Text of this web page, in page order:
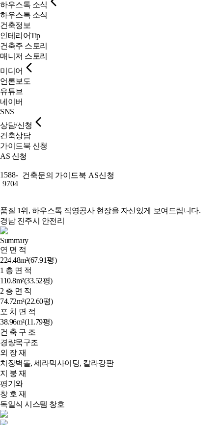
하우스톡 소식
하우스톡 소식
건축정보
인테리어Tip
건축주 스토리
매니저 스토리
미디어
언론보도
유튜브
네이버
SNS
상담/신청
건축상담
가이드북 신청
AS 신청
1588-
9704
건축문의 가이드북 AS신청
품질 1위, 하우스톡 직영공사 현장을 자신있게 보여드립니다.
경남 진주시 안전리
Summary
연 면 적
224.48m²(67.91평)
1 층 면 적
110.8m²(33.52평)
2 층 면 적
74.72m²(22.60평)
포 치 면 적
38.96m²(11.79평)
건 축 구 조
경량목구조
외 장 재
치장벽돌, 세라믹사이딩, 칼라강판
지 붕 재
평기와
창 호 재
독일식 시스템 창호